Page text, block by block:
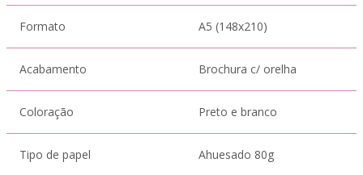
Formato A5 (148x210)
Acabamento Brochura c/ orelha
Coloração Preto e branco
Tipo de papel Ahuesado 80g